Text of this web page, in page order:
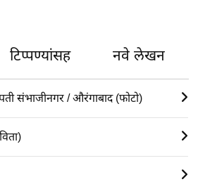
टिप्पण्यांसह नवे लेखन
संभाजीनगर / औरंगाबाद (फोटो)